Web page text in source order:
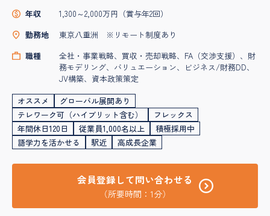
年収
1,300～2,000万円（賞与年2回）
勤務地
東京八重洲 ※リモート制度あり
職種
全社・事業戦略、買収・売却戦略、FA（交渉支援）、財
務モデリング、バリュエーション、ビジネス/財務DD、
JV構築、資本政策策定
オススメ
グローバル展開あり
テレワーク可（ハイブリット含む）
フレックス
年間休日120日
従業員1,000名以上
積極採用中
語学力を活かせる
駅近 高成長企業
会員登録して問い合わせる
（所要時間：1分）